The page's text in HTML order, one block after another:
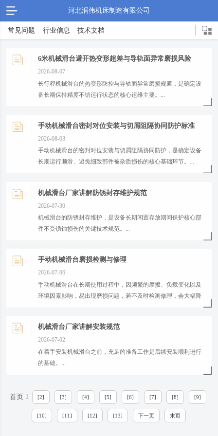
河北润伟机床制造有限公司
常见问题 行业信息 技术文档
6米机械滑台避开热变形超差与导轨面异常磨损风险
2026-08-07
​长行程机械滑台的热变形防控与导轨面异常磨损规避，是确定设
备长期保持精度不错运行状态的核心运维主要。...
手动机械滑台密封对位安装与切屑阻隔协同防护标准
2026-08-03
​手动机械滑台的密封对位安装与切屑阻隔协同防护，是确定设备
长期运行顺滑、避免细致部件被杂质损伤的核心基础环节。...
机械滑台厂家讲解防锈封存维护规范
2026-07-30
​机械滑台的防锈封存维护，是设备长期闲置存放期间保护核心部
件不受锈蚀损伤的关键技术规范。...
手动机械滑台磨损检测与修理
2026-07-06
手动机械滑台在长期使用过程中，因频繁的摩擦、负载变化以及
环境因素影响，易出现磨损问题，若不及时检测修理，会大幅降
机械滑台厂家讲解安装规范
2026-07-02
在着手安装机械滑台之前，充足的准备工作是后续安装顺利进行
的基础。...
首页 1 [2] [3] [4] [5] [6] [7] [8] [9]
[10] [11] [12] [13] 下一页 末页